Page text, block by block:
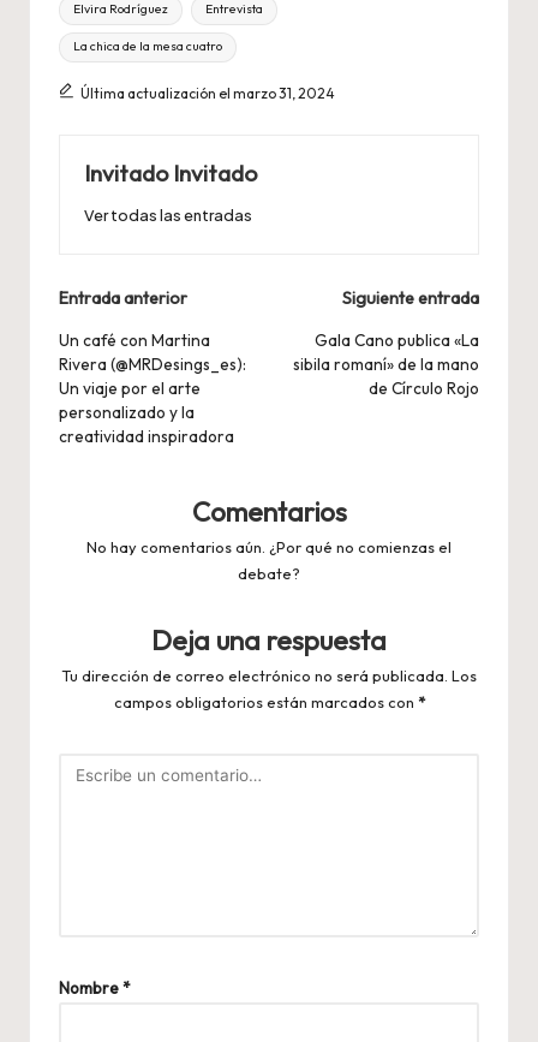
Elvira Rodríguez Entrevista
La chica de la mesa cuatro
Última actualización el marzo 31, 2024
Invitado Invitado
Ver todas las entradas
Navegación
de
entradas
Entrada anterior
Un café con Martina
Rivera (@MRDesings_es):
Un viaje por el arte
personalizado y la
creatividad inspiradora
Siguiente entrada
Gala Cano publica «La
sibila romaní» de la mano
de Círculo Rojo
Comentarios
No hay comentarios aún. ¿Por qué no comienzas el
debate?
Deja una respuesta
Tu dirección de correo electrónico no será publicada. Los
campos obligatorios están marcados con *
Nombre*